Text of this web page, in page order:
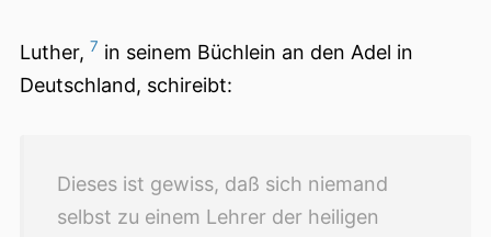
Luther, 7 in seinem Büchlein an den Adel in
Deutschland, schireibt:
Dieses ist gewiss, daß sich niemand
selbst zu einem Lehrer der heiligen